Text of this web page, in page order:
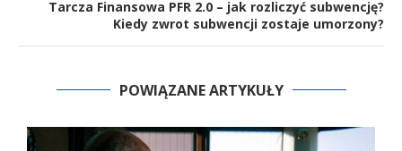
Tarcza Finansowa PFR 2.0 – jak rozliczyć subwencję?
Kiedy zwrot subwencji zostaje umorzony?
POWIĄZANE ARTYKUŁY